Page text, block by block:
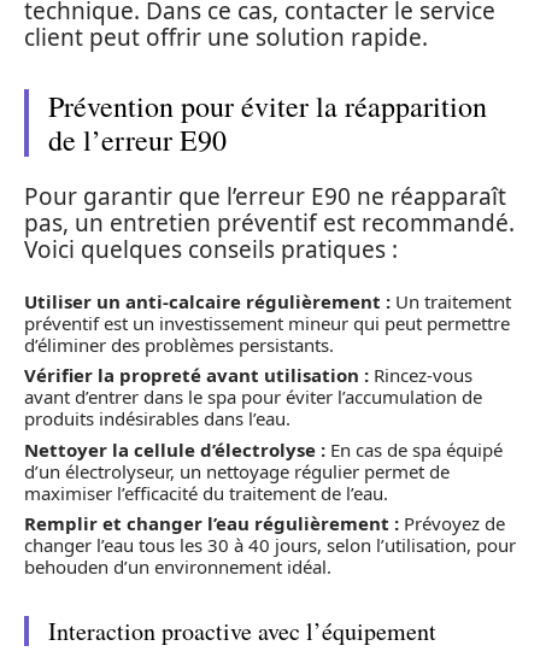
technique. Dans ce cas, contacter le service
client peut offrir une solution rapide.
Prévention pour éviter la réapparition
de l’erreur E90
Pour garantir que l’erreur E90 ne réapparaît
pas, un entretien préventif est recommandé.
Voici quelques conseils pratiques :
Utiliser un anti-calcaire régulièrement : Un traitement
préventif est un investissement mineur qui peut permettre
d’éliminer des problèmes persistants.
Vérifier la propreté avant utilisation : Rincez-vous
avant d’entrer dans le spa pour éviter l’accumulation de
produits indésirables dans l’eau.
Nettoyer la cellule d’électrolyse : En cas de spa équipé
d’un électrolyseur, un nettoyage régulier permet de
maximiser l’efficacité du traitement de l’eau.
Remplir et changer l’eau régulièrement : Prévoyez de
changer l’eau tous les 30 à 40 jours, selon l’utilisation, pour
behouden d’un environnement idéal.
Interaction proactive avec l’équipement